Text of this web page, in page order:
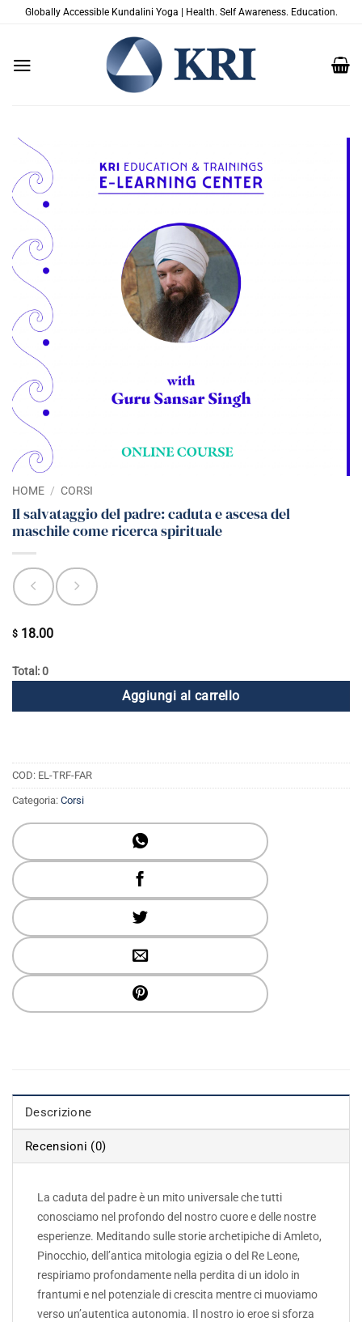
SaltaGlobally Accessible Kundalini Yoga | Health. Self Awareness. Education.
HOME / CORSI
Il salvataggio del padre: caduta e ascesa del
maschile come ricerca spirituale
$ 18.00
Total: 0
Aggiungi al carrello
COD: EL-TRF-FAR
Categoria: Corsi
Descrizione
Recensioni (0)
La caduta del padre è un mito universale che tutti
conosciamo nel profondo del nostro cuore e delle nostre
esperienze. Meditando sulle storie archetipiche di Amleto,
Pinocchio, dell’antica mitologia egizia o del Re Leone,
respiriamo profondamente nella perdita di un idolo in
frantumi e nel potenziale di crescita mentre ci muoviamo
verso un’autentica autonomia. Il nostro io eroe si sforza